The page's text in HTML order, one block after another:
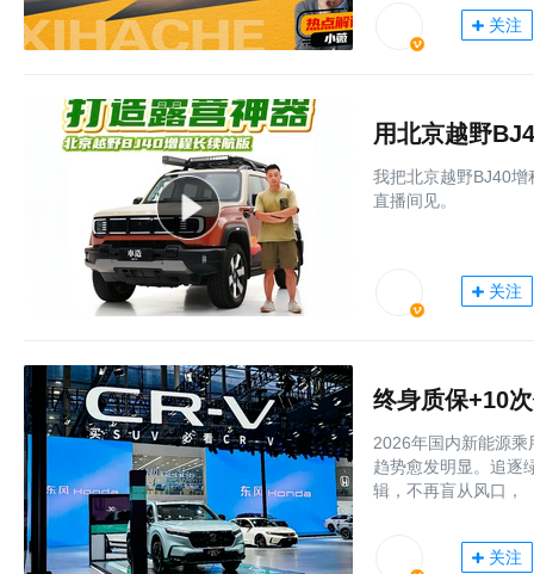
关注
用北京越野
我把北京越野BJ40
直播间见。
关注
终身质保+10
2026年国内新能源
趋势愈发明显。追逐
辑，不再盲从风口，
关注